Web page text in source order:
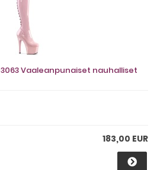
3063 Vaaleanpunaiset nauhalliset
183,00 EUR